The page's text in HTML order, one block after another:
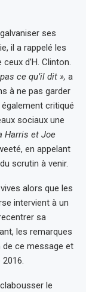
ses
il a rappelé les
d’H. Clinton.
ce qu’il dit », a
à ne pas garder
également critiqué
sociaux une
Harris et Joe
en appelant
scrutin à venir.
alors que les
intervient à un
sa
les remarques
de ce message et
le